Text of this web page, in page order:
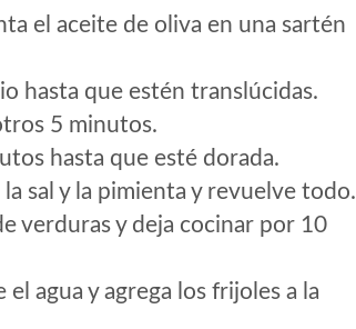
el aceite de oliva en una sartén
hasta que estén translúcidas.
5 minutos.
hasta que esté dorada.
sal y la pimienta y revuelve todo.
verduras y deja cocinar por 10
agua y agrega los frijoles a la